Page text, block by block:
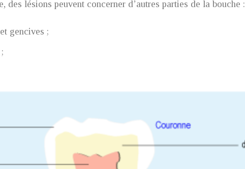
des lésions peuvent concerner d’autres parties de la bouche :
gencives ;